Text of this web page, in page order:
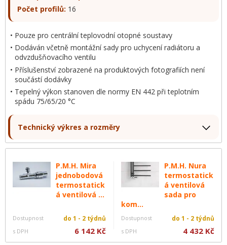
P.M.H. Mira
jednobodová
termostatick
á ventilová ...
Dostupnost do 1 - 2 týdnů
s DPH 6 142 Kč
P.M.H. Nura
termostatick
á ventilová
sada pro
kom...
Dostupnost do 1 - 2 týdnů
s DPH 4 432 Kč
Počet profilů: 16
Pouze pro centrální teplovodní otopné soustavy
Dodáván včetně montážní sady pro uchycení radiátoru a
odvzdušňovacího ventilu
Příslušenství zobrazené na produktových fotografiích není
součástí dodávky
Tepelný výkon stanoven dle normy EN 442 při teplotním
spádu 75/65/20 °C
Technický výkres a rozměry